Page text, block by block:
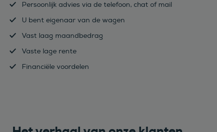
Persoonlijk advies via de telefoon, chat of mail
U bent eigenaar van de wagen
Vast laag maandbedrag
Vaste lage rente
Financiële voordelen